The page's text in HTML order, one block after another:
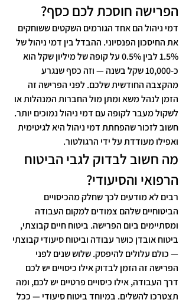
הפרישה חוסכת לכם כסף?
דמי ניהול הם אחד הגורמים השקטים ששוחקים
את החיסכון הפנסיוני. ההבדל בין דמי ניהול של
1.5% לבין 0.5% על קופה של מיליון שקל הוא
כ-10,000 שקל בשנה — וזה כסף שנגרע
מהקצבה החודשית שלכם. לפני הפרישה זה
הזמן לנהל משא ומתן מול החברות המנהלות או
לשקול מעבר לקופה עם דמי ניהול נמוכים יותר.
חשוב לזכור שהפחתת דמי ניהול היא לגיטימית
ואפילו מעודדת על ידי הרגולטור.
מה חשוב לבדוק לגבי הביטוח
הרפואי והסיעודי?
רבים לא מודעים לכך שחלק מהכיסויים
הביטוחיים שלהם צמודים למקום העבודה
ומסתיימים ביום הפרישה. ביטוח חיים קבוצתי,
ביטוח אובדן כושר עבודה וביטוח סיעודי קבוצתי
— כולם עלולים להיפסק. שלוש שנים לפני
הפרישה זה הזמן לבדוק אילו כיסויים יש לכם
דרך העבודה, אילו כיסויים פרטיים יש לכם, ומה
תצטרכו להשלים. במיוחד ביטוח סיעודי — ככל